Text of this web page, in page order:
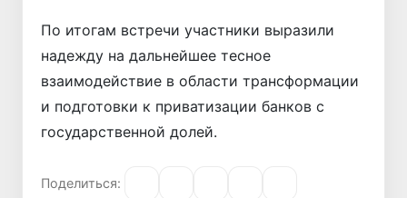
По итогам встречи участники выразили
надежду на дальнейшее тесное
взаимодействие в области трансформации
и подготовки к приватизации банков с
государственной долей.
Поделиться: